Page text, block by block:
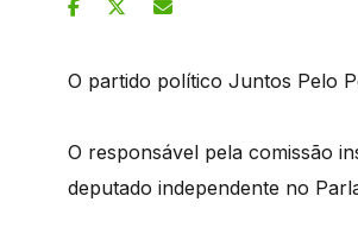
O partido político Juntos Pelo
O responsável pela comissão
deputado independente no